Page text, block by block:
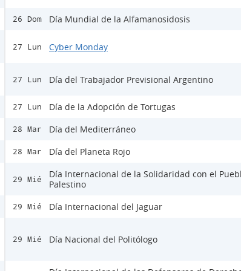
26 Dom Día Mundial de la Alfamanosidosis
27 Lun Cyber Monday
27 Lun Día del Trabajador Previsional Argentino
27 Lun Día de la Adopción de Tortugas
28 Mar Día del Mediterráneo
28 Mar Día del Planeta Rojo
29 Mié
Día Internacional de la Solidaridad con el
Palestino
29 Mié Día Internacional del Jaguar
29 Mié Día Nacional del Politólogo